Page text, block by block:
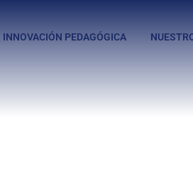
INNOVACIÓN PEDAGÓGICA